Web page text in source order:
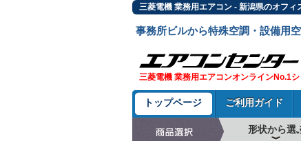
三菱電機 業務用エアコン - 新潟県のオフ
事務所ビルから特殊空調・設備用
三菱電機 業務用エアコンオンラインNo.1
トップページ ご利用ガイド
形状から選